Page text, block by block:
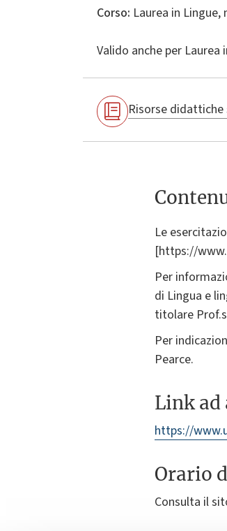
Corso: Laurea in Lingue,
Valido anche per Laurea
Risorse didattiche
Le
[https://
Per
di Lingua e
titolare
Per
Pearce.
Link
https://
Orario
Consulta il